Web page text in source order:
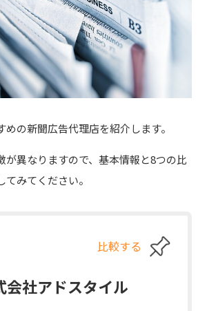
めの新聞広告代理店を紹介します。
が異なりますので、基本情報と8つの比
みてください。
比較する
会社アドスタイル